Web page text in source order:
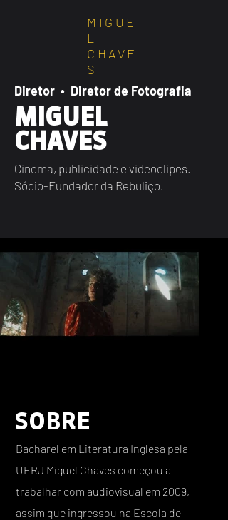
MIGUE
L
CHAVE
S
Diretor • Diretor de Fotografia
MIGUEL
CHAVES
Cinema, publicidade e videoclipes.
Sócio-Fundador da Rebuliço.
SOBRE
Bacharel em Literatura Inglesa pela
UERJ Miguel Chaves começou a
trabalhar com audiovisual em 2009,
assim que ingressou na Escola de